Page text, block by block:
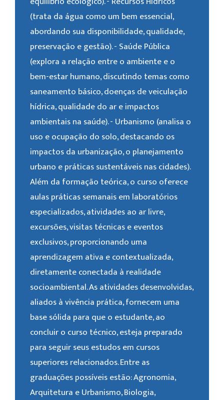
(trata da água como um bem essencial,
abordando sua disponibilidade, qualidade,
preservação e gestão). - Saúde Pública
(explora a relação entre o ambiente e o
bem-estar humano, discutindo temas como
saneamento básico, doenças de veiculação
hídrica, qualidade do ar e impactos
ambientais na saúde). - Urbanismo (analisa o
uso e ocupação do solo, destacando os
impactos da urbanização, o planejamento
urbano e práticas sustentáveis nas cidades).
Além da formação teórica, o curso oferece
aulas práticas semanais em laboratórios
especializados, atividades ao ar livre,
excursões, visitas técnicas e eventos
exclusivos, proporcionando uma
aprendizagem ativa e contextualizada,
diretamente conectada à realidade
socioambiental. As atividades desenvolvidas,
aliados à vivência prática, fornecem uma
base sólida para que o estudante, ao
concluir o curso técnico, esteja preparado
para seguir seus estudos em cursos
superiores relacionados. Entre as
graduações possíveis estão: Agronomia,
Arquitetura e Urbanismo, Biologia,